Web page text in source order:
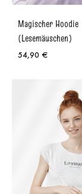
Magischer Hoodie
(Lesemäuschen)
54,90 €